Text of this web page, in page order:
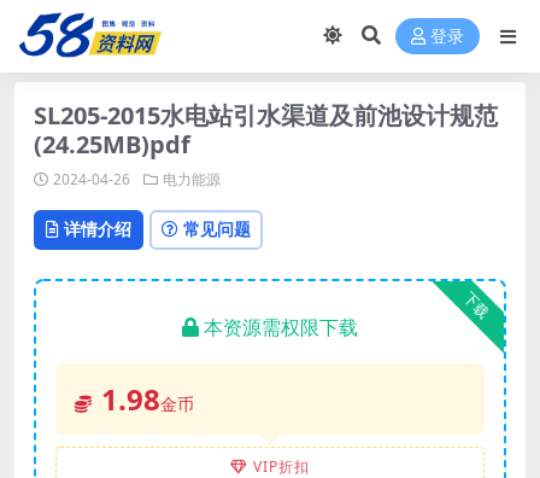
登录
SL205-2015水电站引水渠道及前池设计规范
(24.25MB)pdf
2024-04-26 电力能源
详情介绍 常见问题
下载
本资源需权限下载
1.98金币
VIP折扣